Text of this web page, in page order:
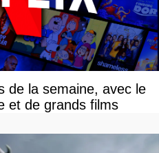
de la semaine, avec le
et de grands films